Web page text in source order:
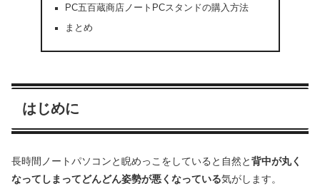
PC五百蔵商店ノートPCスタンドの購入方法
まとめ
はじめに
長時間ノートパソコンと睨めっこをしていると自然と背中が丸く
なってしまってどんどん姿勢が悪くなっている気がします。